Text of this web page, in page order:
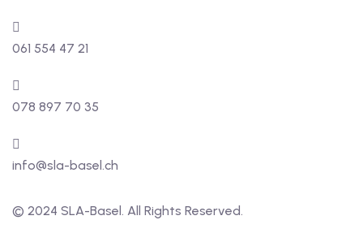
061 554 47 21
078 897 70 35
info@sla-basel.ch
© 2024 SLA-Basel. All Rights Reserved.​